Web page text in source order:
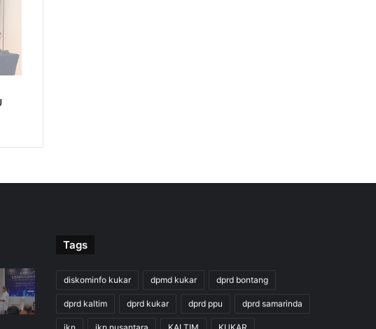
Tags
diskominfo kukar dpmd kukar dprd bontang
dprd kaltim dprd kukar dprd ppu dprd samarinda